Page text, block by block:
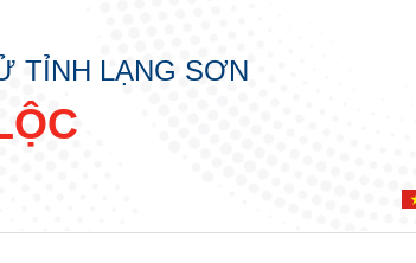
TỈNH LẠNG SƠN